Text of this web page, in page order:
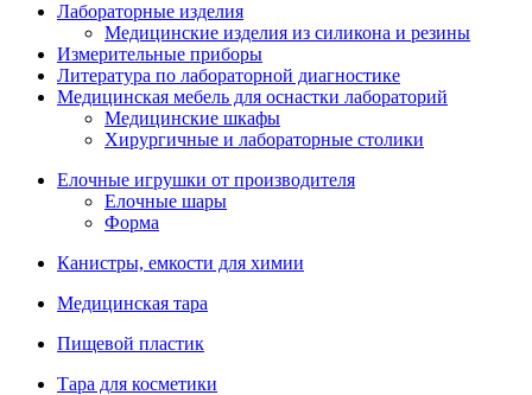
Лабораторные изделия
Медицинские изделия из силикона и резины
Измерительные приборы
Литература по лабораторной диагностике
Медицинская мебель для оснастки лабораторий
Медицинские шкафы
Хирургичные и лабораторные столики
Елочные игрушки от производителя
Елочные шары
Форма
Канистры, емкости для химии
Медицинская тара
Пищевой пластик
Тара для косметики